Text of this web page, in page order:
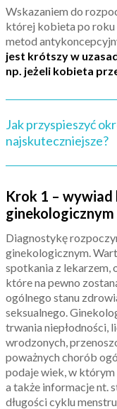
Wskazaniem do
której kobieta po roku
metod
jest krótszy w
np. jeżeli kobieta
Jak przyspieszyć
najskuteczniejsze?
Krok 1 – wywiad
ginekologicznym
Diagnostykę
ginekologicznym.
spotkania z lekarzem,
które na pewno
ogólnego stanu
seksualnego.
trwania niepłodności,
wrodzonych,
poważnych chorób
podaje wiek, w którym
a także informacje nt.
długości cyklu